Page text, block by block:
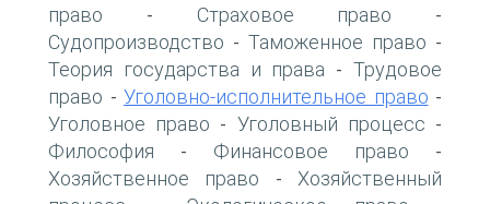
право - Страховое право -
Судопроизводство - Таможенное право -
Теория государства и права -Трудовое
право - Уголовно-исполнительное право -
Уголовное право - Уголовный процесс -
Философия - Финансовое право -
Хозяйственное право - Хозяйственный